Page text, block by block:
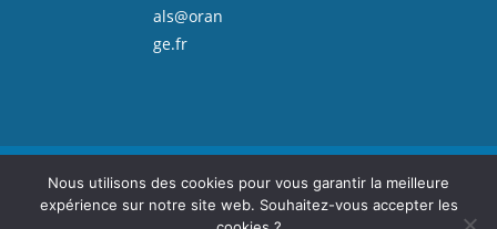
als@oran
ge.fr
Copyright Fanou Decals : décalcomanie, voitures miniatures, et petite
voiture de collection.
Nous utilisons des cookies pour vous garantir la meilleure
expérience sur notre site web. Souhaitez-vous accepter les